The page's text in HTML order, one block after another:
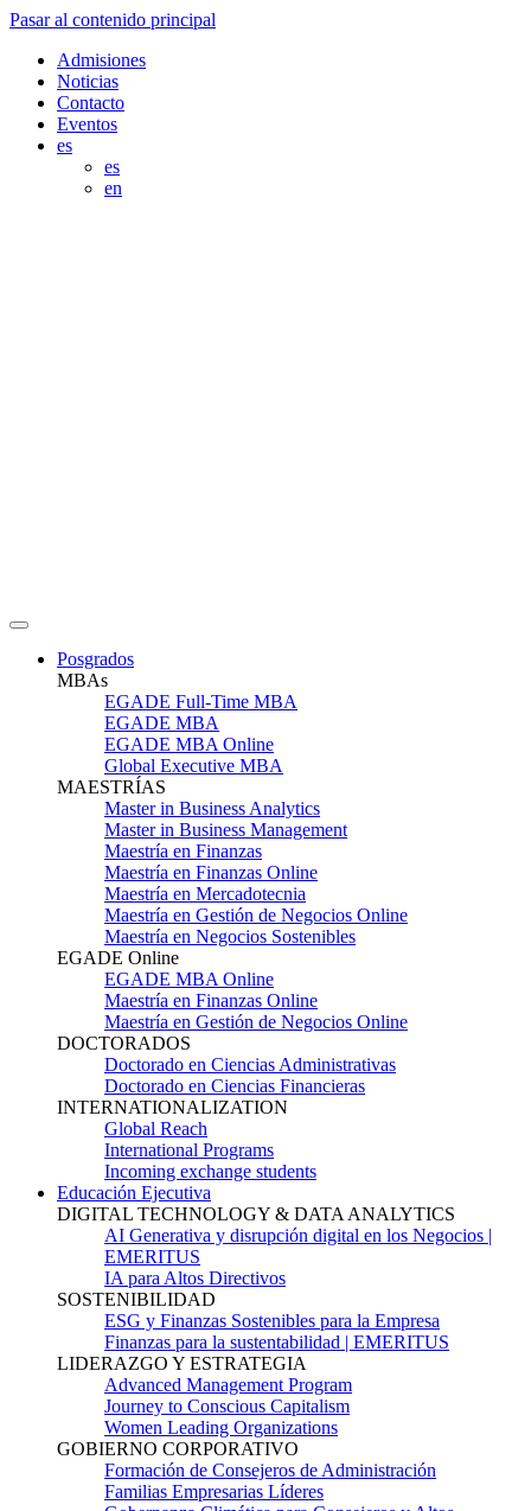
Pasar al contenido principal
Admisiones
Noticias
Contacto
Eventos
es
es
en
Posgrados
MBAs
EGADE Full-Time MBA
EGADE MBA
EGADE MBA Online
Global Executive MBA
MAESTRÍAS
Master in Business Analytics
Master in Business Management
Maestría en Finanzas
Maestría en Finanzas Online
Maestría en Mercadotecnia
Maestría en Gestión de Negocios Online
Maestría en Negocios Sostenibles
EGADE Online
EGADE MBA Online
Maestría en Finanzas Online
Maestría en Gestión de Negocios Online
DOCTORADOS
Doctorado en Ciencias Administrativas
Doctorado en Ciencias Financieras
INTERNATIONALIZATION
Global Reach
International Programs
Incoming exchange students
Educación Ejecutiva
DIGITAL TECHNOLOGY & DATA ANALYTICS
AI Generativa y disrupción digital en los Negocios |
EMERITUS
IA para Altos Directivos
SOSTENIBILIDAD
ESG y Finanzas Sostenibles para la Empresa
Finanzas para la sustentabilidad | EMERITUS
LIDERAZGO Y ESTRATEGIA
Advanced Management Program
Journey to Conscious Capitalism
Women Leading Organizations
GOBIERNO CORPORATIVO
Formación de Consejeros de Administración
Familias Empresarias Líderes